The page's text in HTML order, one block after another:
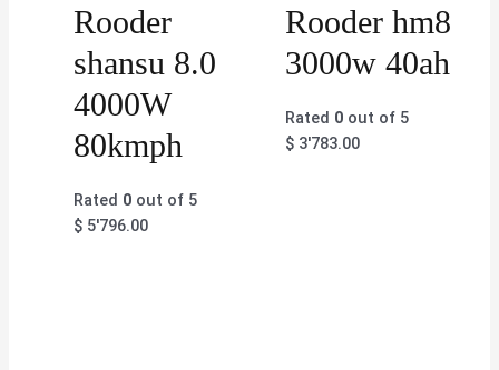
Rooder
shansu 8.0
4000W
80kmph
Rated 0 out of 5
$ 5'796.00
Rooder hm8
3000w 40ah
Rated 0out of 5
$3'783.00